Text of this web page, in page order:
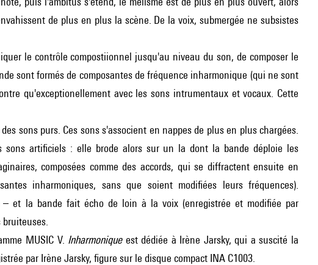
de plus en plus la scène. De la voix, submergée ne subsistes
le contrôle compostiionnel jusqu'au niveau du son, de composer le
sont formés de composantes de fréquence inharmonique (qui ne sont
qu'exceptionellement avec les sons intrumentaux et vocaux. Cette
sons purs. Ces sons s'associent en nappes de plus en plus chargées.
artificiels : elle brode alors sur un la dont la bande déploie les
composées comme des accords, qui se diffractent ensuite en
inharmoniques, sans que soient modifiées leurs fréquences).
et la bande fait écho de loin à la voix (enregistrée et modifiée par
MUSIC V. Inharmoniqueest dédiée à Irène Jarsky, qui a suscité la
par Irène Jarsky, figure sur le disque compact INA C1003.